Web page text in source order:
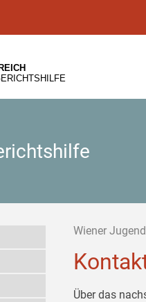
Wiener
Über das